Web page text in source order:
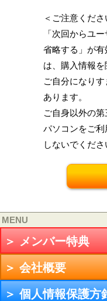
＜ご注意くださ
「次回からユ
省略する」が
は、購入情報を
ご自分になり
あります。
ご自身以外の
パソコンをご
しないでくださ
MENU
＞ メンバー特典
＞ 会社概要
＞ 個人情報保護方